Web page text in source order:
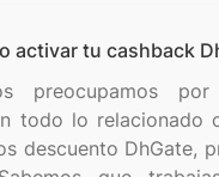
activar tu cashback
preocupamos
todo lo relacionado
descuento DhGate,